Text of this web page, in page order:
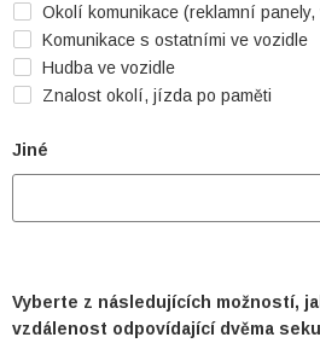
Okolí komunikace (reklamní panely,
Komunikace s ostatními ve vozidle
Hudba ve vozidle
Znalost okolí, jízda po paměti
Jiné
Vyberte z následujících možností,
vzdálenost odpovídající dvěma